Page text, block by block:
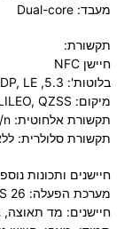
מעבד: Dual-core
תקשורת:
חיישן NFC
בלוטות': 5.3, A2DP, LE
מיקום: GPS, GLONASS, GALILEO, QZSS
תקשורת אלחוטית: Wi-Fi 802.11 b/g/n
תקשורת סלולרית:
חיישנים ותכונות
מערכת הפעלה: watchOS 26
חיישנים: מד תאוצה,